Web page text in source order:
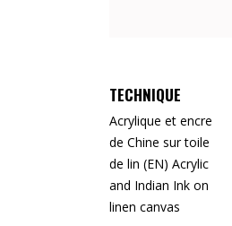
TECHNIQUE
Acrylique et encre
de Chine sur toile
de lin (EN) Acrylic
and Indian Ink on
linen canvas